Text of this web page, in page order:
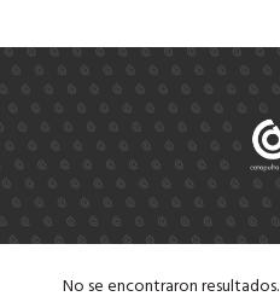
No se encontraron resultados.